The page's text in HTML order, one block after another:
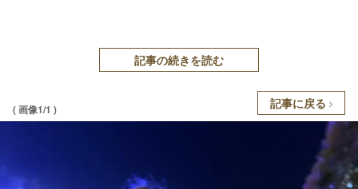
記事の続きを読む
( 画像1/1 ) 記事に戻る